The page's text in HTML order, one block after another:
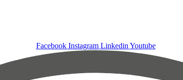
Facebook Instagram Linkedin Youtube